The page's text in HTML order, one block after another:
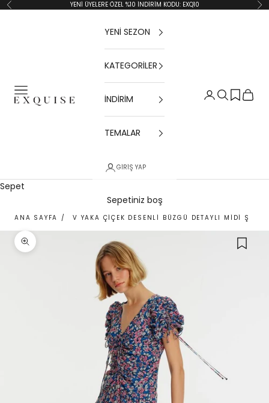
İçeriğe geç
Geri YENİ ÜYELERE ÖZEL %10 İNDİRİM KODU: EXQ10
Menü
Exquise TR
Giriş Yap
Ara Sepet
YENİ SEZON
KATEGORİLER
İNDİRİM
TEMALAR
GIRIŞ YAP
Sepet
Sepetiniz boş
ANA SAYFA / V YAKA ÇIÇEK DESENLI BÜZGÜ DETAYLI MIDI ŞIFON
Yakınlaştır